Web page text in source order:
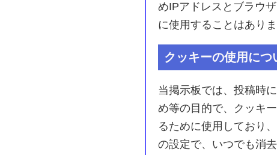
めIPアドレスとブラウ
に使用することはありま
クッキーの使用につ
当掲示板では、投稿時
め等の目的で、クッキ
るために使用しており
の設定で、いつでも消